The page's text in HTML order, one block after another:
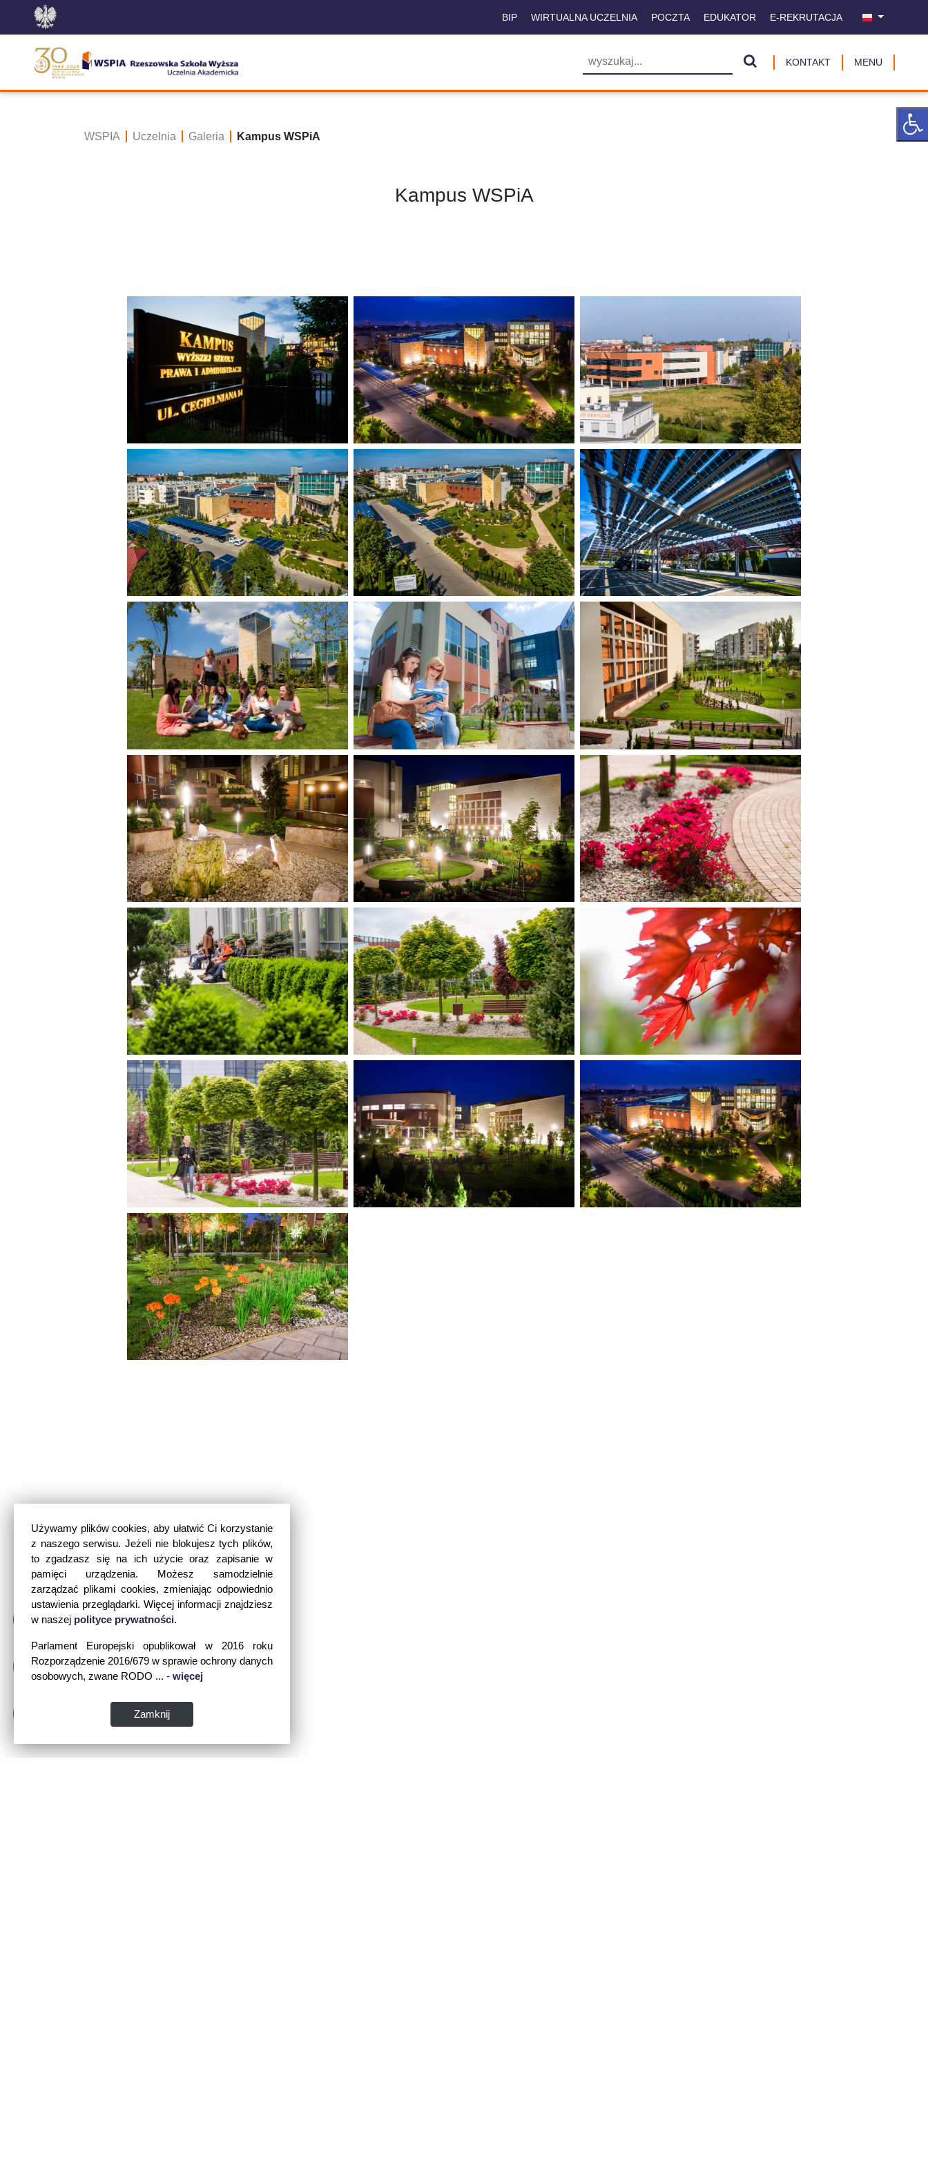
Używamy plików cookies, aby ułatwić Ci korzystanie
z naszego serwisu. Jeżeli nie blokujesz tych plików,
to zgadzasz się na ich użycie oraz zapisanie w
pamięci urządzenia. Możesz samodzielnie
zarządzać plikami cookies, zmieniając odpowiednio
ustawienia przeglądarki. Więcej informacji znajdziesz
w naszej polityce prywatności.
Parlament Europejski opublikował w 2016 roku
Rozporządzenie 2016/679 w sprawie ochrony danych
osobowych, zwane RODO ... - więcej
Zamknij
BIP WIRTUALNA UCZELNIA POCZTA EDUKATOR E-REKRUTACJA
KONTAKT MENU
WSPIA Uczelnia Galeria Kampus WSPiA
Kampus WSPiA